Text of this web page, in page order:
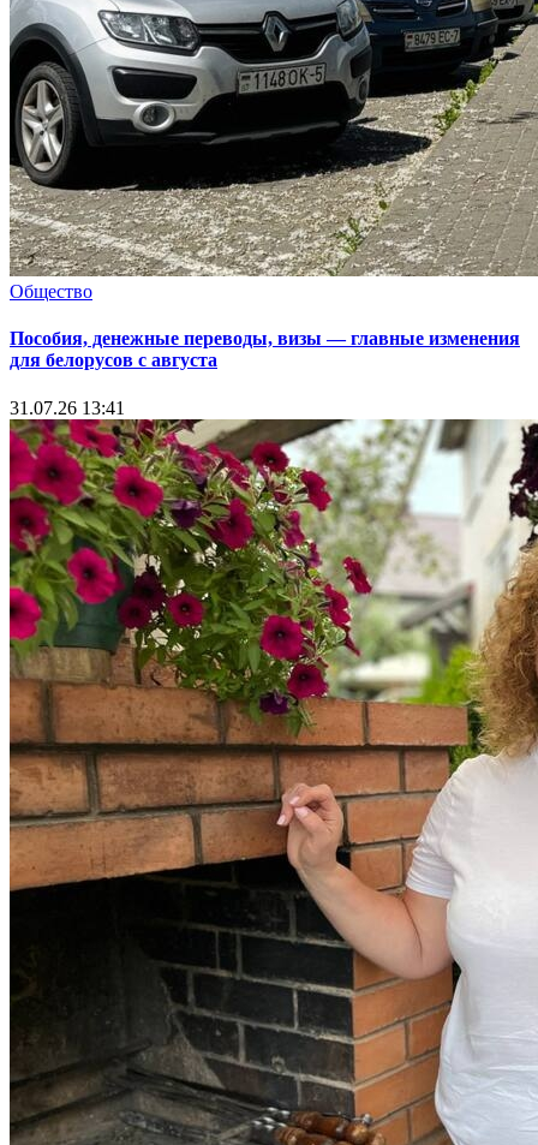
Общество
Пособия, денежные переводы, визы — главные изменения
для белорусов с августа
31.07.26 13:41